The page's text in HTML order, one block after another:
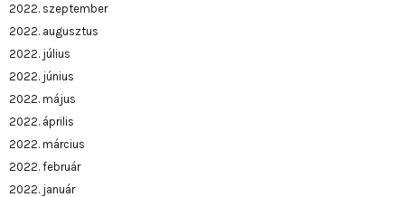
2022. szeptember
2022. augusztus
2022. július
2022. június
2022. május
2022. április
2022. március
2022. február
2022. január